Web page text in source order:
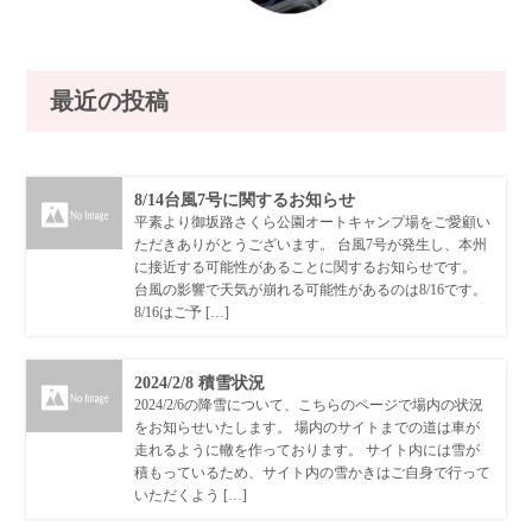
最近の投稿
8/14台風7号に関するお知らせ
平素より御坂路さくら公園オートキャンプ場をご愛顧い
ただきありがとうございます。 台風7号が発生し、本州
に接近する可能性があることに関するお知らせです。
台風の影響で天気が崩れる可能性があるのは8/16です。
8/16はご予 […]
2024/2/8 積雪状況
2024/2/6の降雪について、こちらのページで場内の状況
をお知らせいたします。 場内のサイトまでの道は車が
走れるように轍を作っております。 サイト内には雪が
積もっているため、サイト内の雪かきはご自身で行って
いただくよう […]